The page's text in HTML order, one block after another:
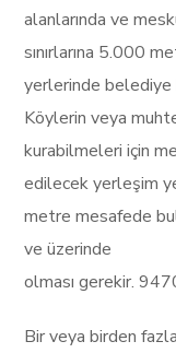
alanlarında ve
sınırlarına 5.000
yerlerinde belediye
Köylerin veya
kurabilmeleri için
edilecek yerleşim
metre mesafede
ve üzerinde
olması gerekir.
Bir veya birden